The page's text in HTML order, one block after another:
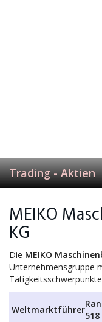
Trading - Aktien
MEIKO
KG
Die MEIKO
Unternehmensgruppe
Weltmarktführer
518